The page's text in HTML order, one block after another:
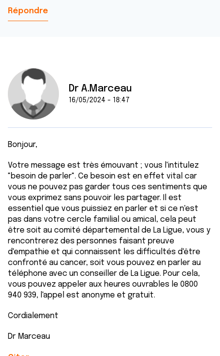
Répondre
Dr A.Marceau
16/05/2024 - 18:47
Bonjour,
Votre message est très émouvant ; vous l'intitulez
"besoin de parler". Ce besoin est en effet vital car
vous ne pouvez pas garder tous ces sentiments que
vous exprimez sans pouvoir les partager. Il est
essentiel que vous puissiez en parler et si ce n'est
pas dans votre cercle familial ou amical, cela peut
être soit au comité départemental de La Ligue, vous y
rencontrerez des personnes faisant preuve
d'empathie et qui connaissent les difficultés d'être
confronté au cancer, soit vous pouvez en parler au
téléphone avec un conseiller de La Ligue. Pour cela,
vous pouvez appeler aux heures ouvrables le 0800
940 939, l'appel est anonyme et gratuit.
Cordialement
Dr Marceau